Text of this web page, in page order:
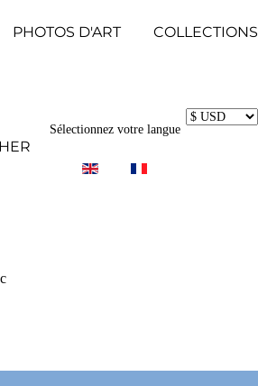
PHOTOS D'ART COLLECTIONS
Sélectionnez votre langue